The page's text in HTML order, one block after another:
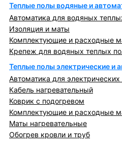
Теплые полы водяные и
Автоматика для водяных
Изоляция и маты
Комплектующие и расходные
Крепеж для водяных теплых
Теплые полы электрические и
Автоматика для
Кабель нагревательный
Коврик с подогревом
Комплектующие и расходные
Маты нагревательные
Обогрев кровли и труб